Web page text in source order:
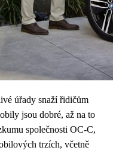
úřady snaží řidičům
jsou dobré, až na to
společnosti OC-C,
trzích, včetně